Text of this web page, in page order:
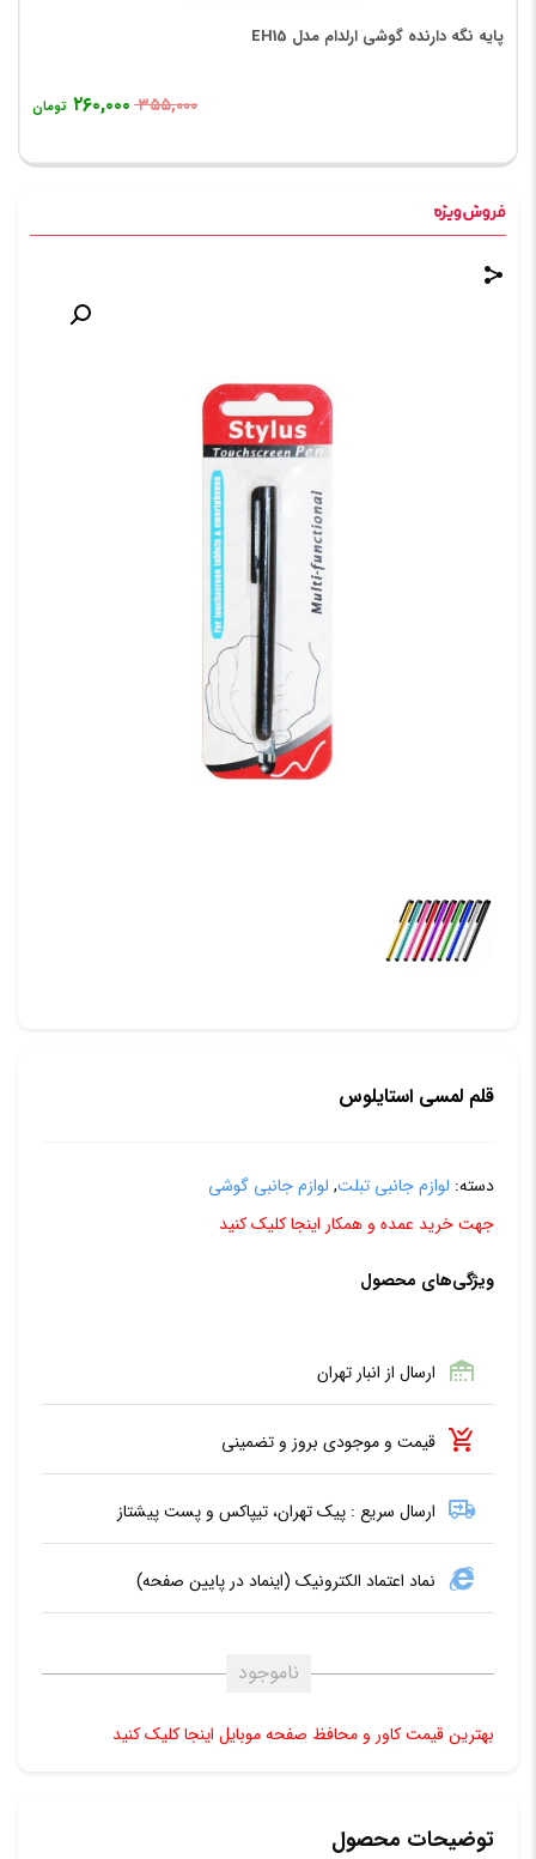
پایه نگه دارنده گوشی ارلدام مدل EH15
۳۵۵,۰۰۰ ۲۶۰,۰۰۰ تومان
قلم لمسی استایلوس
دسته: لوازم جانبی تبلت, لوازم جانبی گوشی
جهت خرید عمده و همکار اینجا کلیک کنید
ویژگی‌های محصول
ارسال از انبار تهران
قیمت و موجودی بروز و تضمینی
ارسال سریع : پیک تهران، تیپاکس و پست پیشتاز
نماد اعتماد الکترونیک (اینماد در پایین صفحه)
ناموجود
بهترین قیمت کاور و محافظ صفحه موبایل اینجا کلیک کنید
توضیحات محصول